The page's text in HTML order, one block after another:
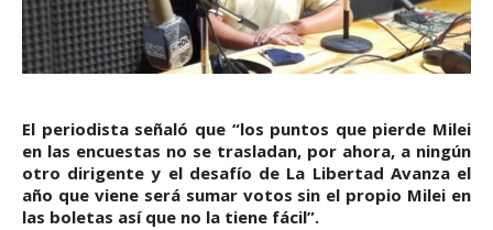
El periodista señaló que “los puntos que pierde Milei
en las encuestas no se trasladan, por ahora, a ningún
otro dirigente y el desafío de La Libertad Avanza el
año que viene será sumar votos sin el propio Milei en
las boletas así que no la tiene fácil”.